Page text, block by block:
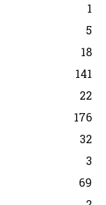
1
5
18
141
22
176
32
3
69